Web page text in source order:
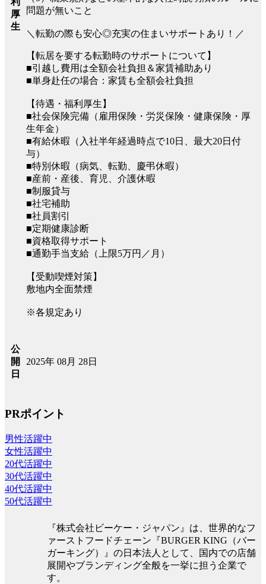
厚
生
問題が無いこと
＼転勤の際も安心◎充実の住まいサポートあり！／
【転居を要する転勤時のサポートについて】
■引越し費用は全額会社負担＆家賃補助あり
■単身赴任の場合：家賃も全額会社負担
【待遇・福利厚生】
■社会保険完備（雇用保険・労災保険・健康保険・厚
生年金）
■有給休暇（入社半年経過時点で10日、最大20日付
与）
■特別休暇（病気、転勤、慶弔休暇）
■産前・産後、育児、介護休暇
■制服貸与
■社宅補助
■社員割引
■定期健康診断
■資格取得サポート
■通勤手当支給（上限5万円／月）
【受動喫煙対策】
敷地内全面禁煙
※各規定あり
公
開
日
2025年 08月 28日
PRポイント
男性活躍中
女性活躍中
20代活躍中
30代活躍中
40代活躍中
50代活躍中
『株式会社ビーケー・ジャパン』は、世界的なフ
ァーストフードチェーン『BURGER KING（バー
ガーキング）』の日本法人として、国内での店舗
展開やブランディング全般を一挙に担う企業で
す。